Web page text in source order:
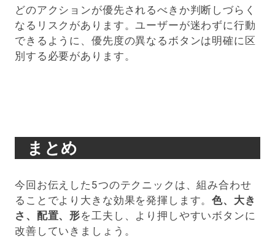
どのアクションが優先されるべきか判断しづらく
なるリスクがあります。ユーザーが迷わずに行動
できるように、優先度の異なるボタンは明確に区
別する必要があります。
まとめ
今回お伝えした5つのテクニックは、組み合わせ
ることでより大きな効果を発揮します。色、大き
さ、配置、形を工夫し、より押しやすいボタンに
改善していきましょう。